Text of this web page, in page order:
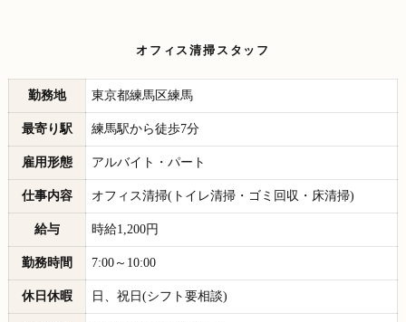
オフィス清掃スタッフ
勤務地 東京都練馬区練馬
最寄り駅 練馬駅から徒歩7分
雇用形態 アルバイト・パート
仕事内容 オフィス清掃(トイレ清掃・ゴミ回収・床清掃)
給与 時給1,200円
勤務時間 7:00～10:00
休日休暇 日、祝日(シフト要相談)